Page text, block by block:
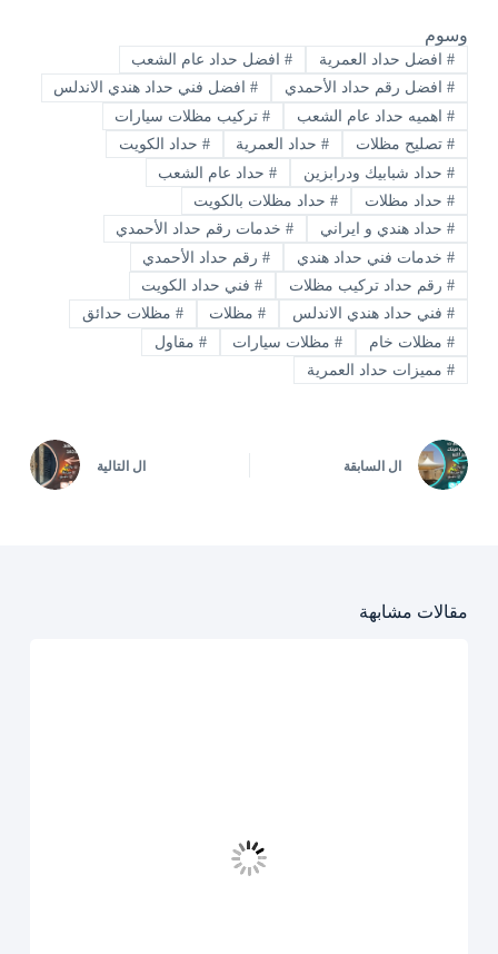
وسوم
#افضل حداد العمرية #افضل حداد عام الشعب
#افضل رقم حداد الأحمدي #افضل فني حداد هندي الاندلس
#اهميه حداد عام الشعب #تركيب مظلات سيارات
#تصليح مظلات #حداد العمرية # حداد الكويت
#حداد شبابيك ودرابزين #حداد عام الشعب
#حداد مظلات #حداد مظلات بالكويت
#حداد هندي و ايراني #خدمات رقم حداد الأحمدي
#خدمات فني حداد هندي #رقم حداد الأحمدي
#رقم حداد تركيب مظلات #فني حداد الكويت
#فني حداد هندي الاندلس #مظلات # مظلات حدائق
#مظلات خام #مظلات سيارات # مقاول
#مميزات حداد العمرية
ال السابقة ال التالية
مقالات مشابهة